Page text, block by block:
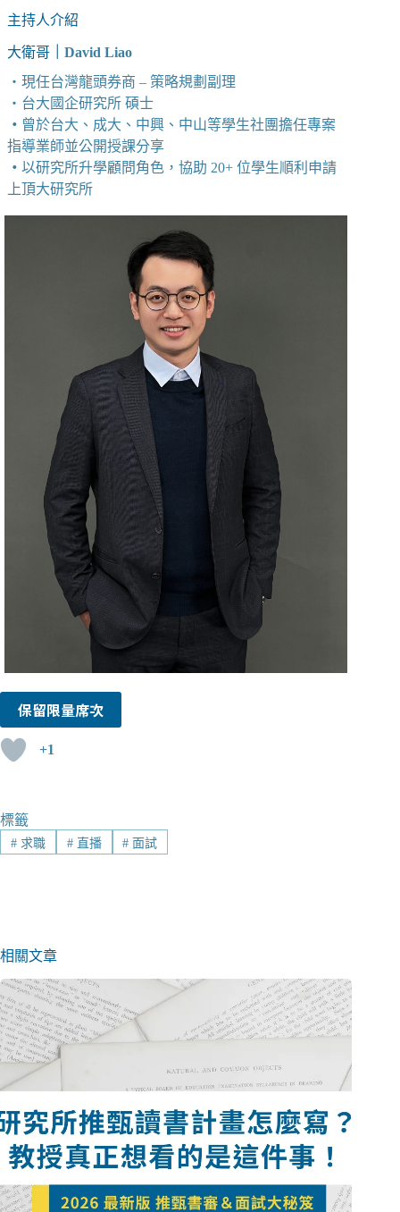
主持人介紹
大衛哥 ｜David Liao
・現任台灣龍頭券商 – 策略規劃副理
・台大國企研究所 碩士
・ 曾於台大、成大、中興、中山等學生社團擔任專案
指導業師並公開授課分享
・ 以研究所升學顧問角色，協助 20+ 位學生順利申請
上頂大研究所
保留限量席次
+1
標籤
#求職 #直播 # 面試
相關文章